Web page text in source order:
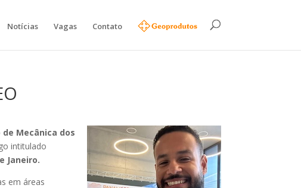
Notícias Vagas Contato
de Mecânica dos
intitulado
Janeiro.
em áreas